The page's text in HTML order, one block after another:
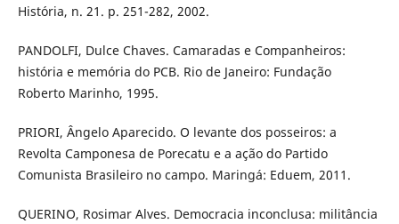
História, n. 21. p. 251-282, 2002.
PANDOLFI, Dulce Chaves. Camaradas e Companheiros:
história e memória do PCB. Rio de Janeiro: Fundação
Roberto Marinho, 1995.
PRIORI, Ângelo Aparecido. O levante dos posseiros: a
Revolta Camponesa de Porecatu e a ação do Partido
Comunista Brasileiro no campo. Maringá: Eduem, 2011.
QUERINO, Rosimar Alves. Democracia inconclusa: militância